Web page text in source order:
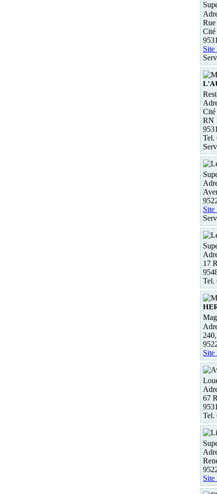
Rue
Site
RN
Tel.
Site
17
Tel.
Site
67
Tel.
Site